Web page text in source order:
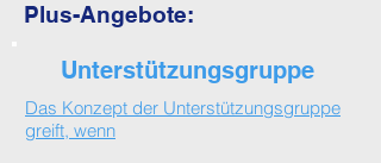
Plus-Angebote:
Unterstützungsgruppe
Das Konzept der Unterstützungsgruppe
greift, wenn